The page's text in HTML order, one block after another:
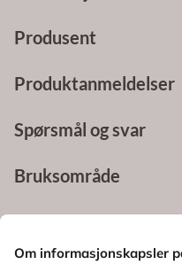
Produsent
Produktanmeldelser
Spørsmål og svar
Bruksområde
Ingredienser
Om informasjonskapsler